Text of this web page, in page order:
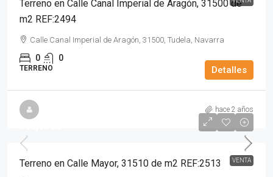
Terreno en Calle Canal Imperial de Aragón, 31500 de
m2 REF:2494
Calle Canal Imperial de Aragón, 31500, Tudela, Navarra
0 0
TERRENO Detalles
hace 2 años
VENTA
Terreno en Calle Mayor, 31510 de m2 REF:2513